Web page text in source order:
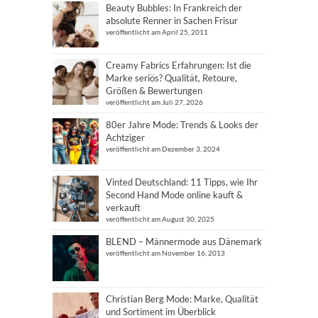
Beauty Bubbles: In Frankreich der
absolute Renner in Sachen Frisur
veröffentlicht am April 25, 2011
Creamy Fabrics Erfahrungen: Ist die
Marke seriös? Qualität, Retoure,
Größen & Bewertungen
veröffentlicht am Juli 27, 2026
80er Jahre Mode: Trends & Looks der
Achtziger
veröffentlicht am Dezember 3, 2024
Vinted Deutschland: 11 Tipps, wie Ihr
Second Hand Mode online kauft &
verkauft
veröffentlicht am August 30, 2025
BLEND – Männermode aus Dänemark
veröffentlicht am November 16, 2013
Christian Berg Mode: Marke, Qualität
und Sortiment im Überblick